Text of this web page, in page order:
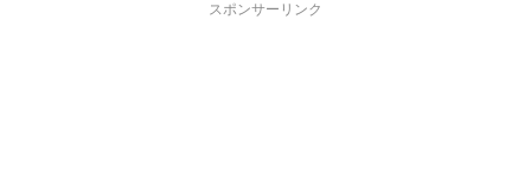
スポンサーリンク